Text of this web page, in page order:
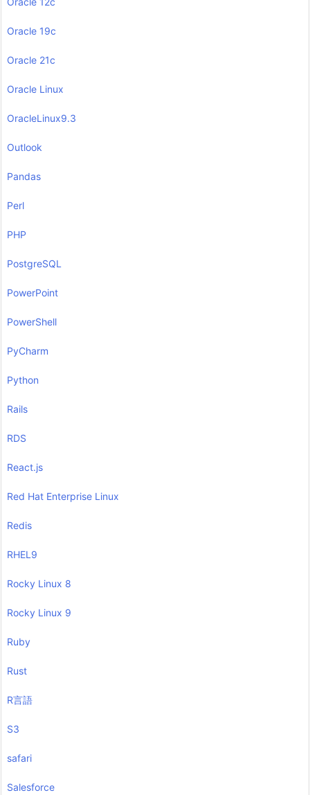
Oracle 19c
Oracle 21c
Oracle Linux
OracleLinux9.3
Outlook
Pandas
Perl
PHP
PostgreSQL
PowerPoint
PowerShell
PyCharm
Python
Rails
RDS
React.js
Red Hat Enterprise Linux
Redis
RHEL9
Rocky Linux 8
Rocky Linux 9
Ruby
Rust
R言語
S3
safari
Salesforce